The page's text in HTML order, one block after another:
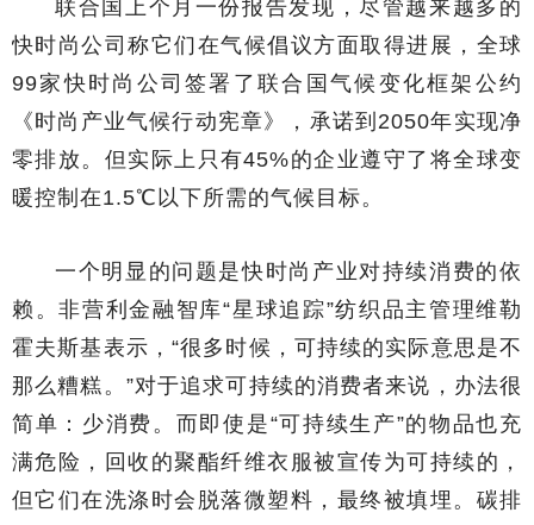
联合国上个月一份报告发现，尽管越来越多的
快时尚公司称它们在气候倡议方面取得进展，全球
99家快时尚公司签署了联合国气候变化框架公约
《时尚产业气候行动宪章》，承诺到2050年实现净
零排放。但实际上只有45%的企业遵守了将全球变
暖控制在1.5℃以下所需的气候目标。
一个明显的问题是快时尚产业对持续消费的依
赖。非营利金融智库“星球追踪”纺织品主管理维勒
霍夫斯基表示，“很多时候，可持续的实际意思是不
那么糟糕。”对于追求可持续的消费者来说，办法很
简单：少消费。而即使是“可持续生产”的物品也充
满危险，回收的聚酯纤维衣服被宣传为可持续的，
但它们在洗涤时会脱落微塑料，最终被填埋。碳排